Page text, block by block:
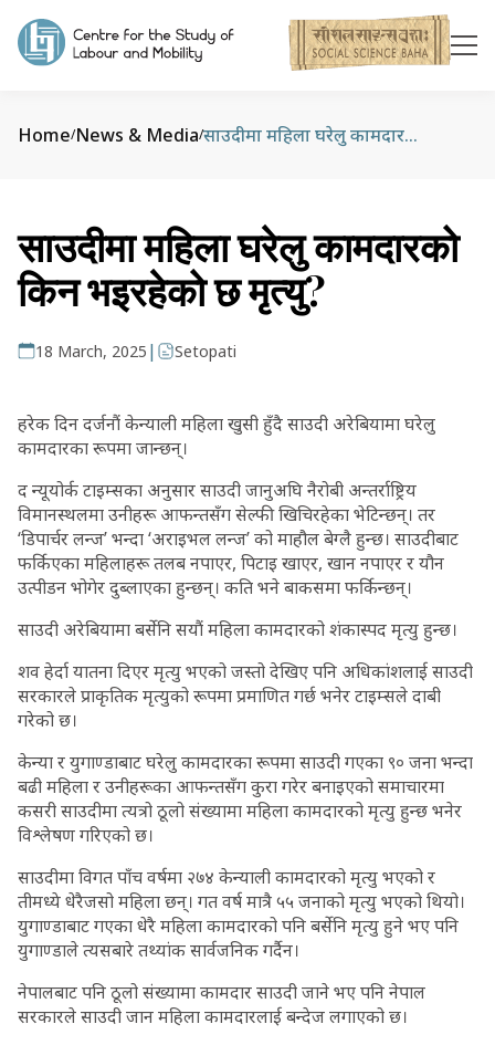
Home/News & Media/ साउदीमा महिला घरेलु कामदारको किन भइरहेको छ मृत्यु?
साउदीमा महिला घरेलु कामदारको
किन भइरहेको छ मृत्यु?
18 March, 2025 | Setopati
हरेक दिन दर्जनौं केन्याली महिला खुसी हुँदै साउदी अरेबियामा घरेलु
कामदारका रूपमा जान्छन्।
द न्यूयोर्क टाइम्सका अनुसार साउदी जानुअघि नैरोबी अन्तर्राष्ट्रिय
विमानस्थलमा उनीहरू आफन्तसँग सेल्फी खिचिरहेका भेटिन्छन्। तर
‘डिपार्चर लन्ज’ भन्दा ‘अराइभल लन्ज’ को माहौल बेग्लै हुन्छ। साउदीबाट
फर्किएका महिलाहरू तलब नपाएर, पिटाइ खाएर, खान नपाएर र यौन
उत्पीडन भोगेर दुब्लाएका हुन्छन्। कति भने बाकसमा फर्किन्छन्।
साउदी अरेबियामा बर्सेनि सयौं महिला कामदारको शंकास्पद मृत्यु हुन्छ।
शव हेर्दा यातना दिएर मृत्यु भएको जस्तो देखिए पनि अधिकांशलाई साउदी
सरकारले प्राकृतिक मृत्युको रूपमा प्रमाणित गर्छ भनेर टाइम्सले दाबी
गरेको छ।
केन्या र युगाण्डाबाट घरेलु कामदारका रूपमा साउदी गएका ९० जना भन्दा
बढी महिला र उनीहरूका आफन्तसँग कुरा गरेर बनाइएको समाचारमा
कसरी साउदीमा त्यत्रो ठूलो संख्यामा महिला कामदारको मृत्यु हुन्छ भनेर
विश्लेषण गरिएको छ।
साउदीमा विगत पाँच वर्षमा २७४ केन्याली कामदारको मृत्यु भएको र
तीमध्ये धेरैजसो महिला छन्। गत वर्ष मात्रै ५५ जनाको मृत्यु भएको थियो।
युगाण्डाबाट गएका धेरै महिला कामदारको पनि बर्सेनि मृत्यु हुने भए पनि
युगाण्डाले त्यसबारे तथ्यांक सार्वजनिक गर्दैन।
नेपालबाट पनि ठूलो संख्यामा कामदार साउदी जाने भए पनि नेपाल
सरकारले साउदी जान महिला कामदारलाई बन्देज लगाएको छ।